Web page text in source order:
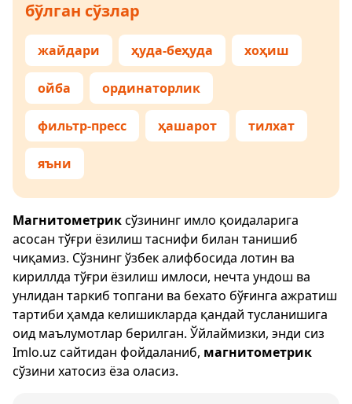
бўлган сўзлар
жайдари ҳуда-беҳуда хоҳиш
ойба ординаторлик
фильтр-пресс ҳашарот тилхат
яъни
Магнитометриксўзининг имло қоидаларига
асосан тўғри ёзилиш таснифи билан танишиб
чиқамиз. Сўзнинг ўзбек алифбосида лотин ва
кириллда тўғри ёзилиш имлоси, нечта ундош ва
унлидан таркиб топгани ва бехато бўғинга ажратиш
тартиби ҳамда келишикларда қандай тусланишига
оид маълумотлар берилган. Ўйлаймизки, энди сиз
Imlo.uz сайтидан фойдаланиб, магнитометрик
сўзини хатосиз ёза оласиз.